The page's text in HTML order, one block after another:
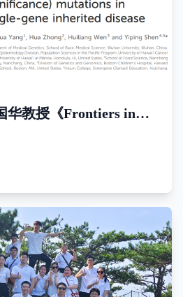
华教授《Frontiers in
传密码最后一公里